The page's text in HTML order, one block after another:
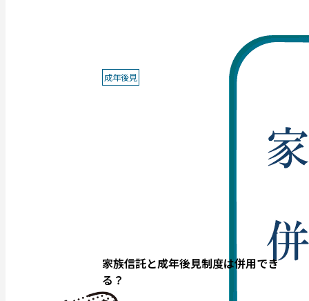
成年後見
家族信託と成年後見制度は併用でき
る？